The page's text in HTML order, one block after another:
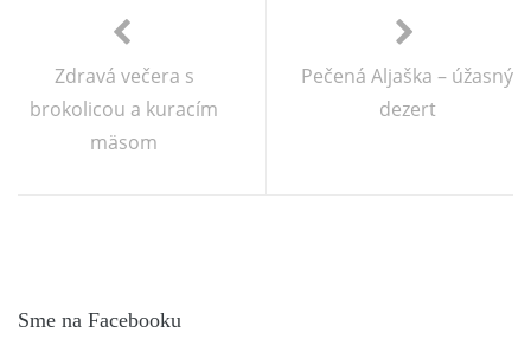
Zdravá večera s
brokolicou a kuracím
mäsom
Pečená Aljaška – úžasný
dezert
Sme na Facebooku